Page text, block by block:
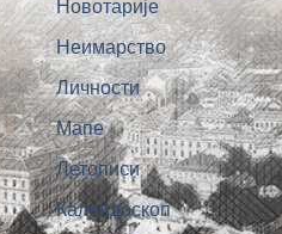
Новотарије
Неимарство
Личности
Мапе
Летописи
Калеидоскоп